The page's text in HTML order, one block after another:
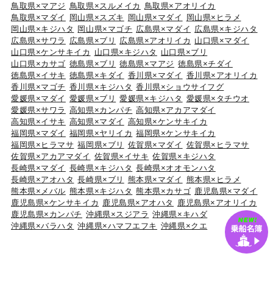
鳥取県×マアジ 鳥取県×スルメイカ
鳥取県×アオリイカ
鳥取県×マダイ
岡山県×スズキ 岡山県×マダイ
岡山県×ヒラメ
岡山県×キジハタ
岡山県×マゴチ 広島県×マダイ 広島県×キジハタ
広島県×サワラ
広島県×ブリ 広島県×アオリイカ 山口県×マダイ
山口県×ケンサキイカ
山口県×キジハタ
山口県×ブリ
山口県×カサゴ 徳島県×ブリ 徳島県×マアジ 徳島県×チダイ
徳島県×イサキ 徳島県×キダイ 香川県×マダイ 香川県×アオリイカ
香川県×マゴチ 香川県×キジハタ 香川県×ショウサイフグ
愛媛県×マダイ 愛媛県×ブリ 愛媛県×キジハタ 愛媛県×タチウオ
愛媛県×サワラ 高知県×カンパチ 高知県×アカアマダイ
高知県×イサキ 高知県×マダイ 高知県×ケンサキイカ
福岡県×マダイ 福岡県×ヤリイカ 福岡県×ケンサキイカ
福岡県×ヒラマサ 福岡県×ブリ 佐賀県×マダイ 佐賀県×ヒラマサ
佐賀県×アカアマダイ 佐賀県×イサキ 佐賀県×キジハタ
長崎県×マダイ 長崎県×キジハタ 長崎県×オオモンハタ
長崎県×アオハタ 長崎県×ブリ 熊本県×マダイ 熊本県×ヒラメ
熊本県×メバル 熊本県×キジハタ 熊本県×カサゴ 鹿児島県×マダイ
鹿児島県×ケンサキイカ
鹿児島県×アオハタ
鹿児島県×アオリイカ
鹿児島県×カンパチ 沖縄県×スジアラ 沖縄県×キハダ
沖縄県×バラハタ 沖縄県×ハマフエフキ 沖縄県×クエ